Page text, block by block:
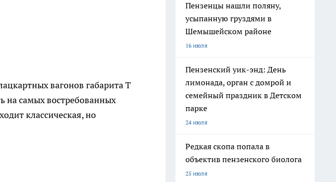
вагонов габарита Т
на самых востребованных
классическая, но
Пензенцы нашли поляну,
усыпанную груздями в
Шемышейском районе
16 июля
Пензенский уик-энд: День
лимонада, орган с домрой и
семейный праздник в Детском
парке
24 июля
Редкая скопа попала в
объектив пензенского биолога
25 июля